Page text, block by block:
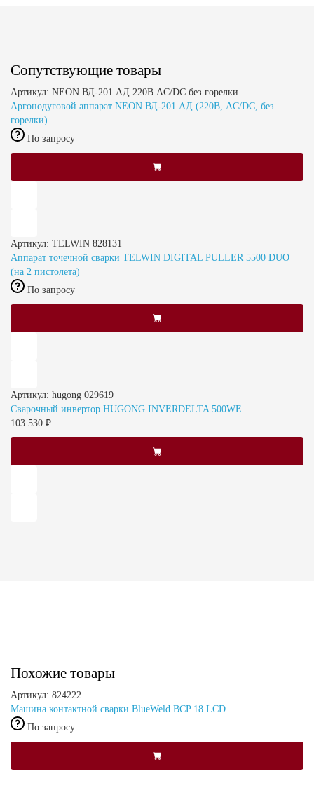
Сопутствующие товары
Артикул: NEON ВД-201 АД 220В AC/DC без горелки
Аргонодуговой аппарат NEON ВД-201 АД (220В, AC/DC, без
горелки)
По запросу
Артикул: TELWIN 828131
Аппарат точечной сварки TELWIN DIGITAL PULLER 5500 DUO
(на 2 пистолета)
По запросу
Артикул: hugong 029619
Сварочный инвертор HUGONG INVERDELTA 500WE
103 530 ₽
Похожие товары
Артикул: 824222
Машина контактной сварки BlueWeld BCP 18 LCD
По запросу